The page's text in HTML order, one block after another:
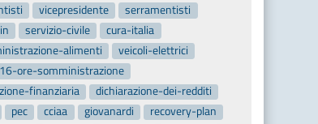
vicepresidente
serramentisti
servizio-civile
cura-italia
alimenti
veicoli-elettrici
ore-somministrazione
finanziaria
dichiarazione-dei-redditi
pec cciaa giovanardi
recovery-plan